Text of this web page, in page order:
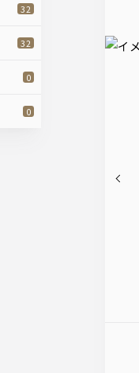
32
32
0
0